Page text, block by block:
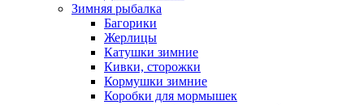
Зимняя рыбалка
Багорики
Жерлицы
Катушки зимние
Кивки, сторожки
Кормушки зимние
Коробки для мормышек